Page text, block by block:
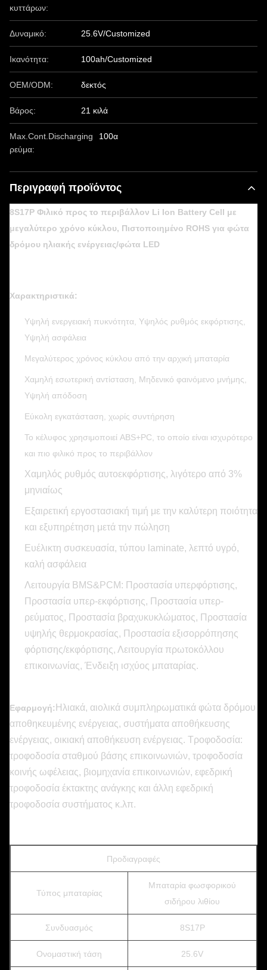
κυττάρων:
Δυναμικό: 25.6V/Customized
Ικανότητα: 100ah/Customized
OEM/ODM: δεκτός
Βάρος: 21 κιλά
Max.Cont.Discharging
ρεύμα:
100α
Περιγραφή προϊόντος
8S17P Φιλικό προς το περιβάλλον Li Ion Battery Cell με
μεγαλύτερο χρόνο κύκλου, Πιστοποιημένο ROHS για φώτα
δρόμου ηλιακής ενέργειας/φώτα LED
Χαρακτηριστικά:
Υψηλή ενεργειακή πυκνότητα, Υψηλός ρυθμός εκφόρτισης,
Υψηλή ασφάλεια
Μεγαλύτερος χρόνος κύκλου από την αρχική μπαταρία
Χαμηλή εσωτερική αντίσταση, Μηδενικό φαινόμενο μνήμης,
Υψηλή απόδοση
Εύκολη εγκατάσταση, χωρίς συντήρηση
Το κέλυφος χρησιμοποιεί ABS+PC, το οποίο είναι ισχυρότερο
και πιο φιλικό προς το περιβάλλον
Χαμηλός ρυθμός αυτοεκφόρτισης, λιγότερο από 3%
μηνιαίως
Εξαιρετική εργοστασιακή τιμή με την καλύτερη ποιότητα
και εξυπηρέτηση μετά την πώληση
Ευέλικτη συσκευασία, τύπου laminate, λεπτό υγρό,
καλή ασφάλεια
Λειτουργία BMS&PCM: Προστασία υπερφόρτισης,
Προστασία υπερ-εκφόρτισης, Προστασία υπερ-
ρεύματος, Προστασία βραχυκυκλώματος, Προστασία
υψηλής θερμοκρασίας, Προστασία εξισορρόπησης
φόρτισης/εκφόρτισης, Λειτουργία πρωτοκόλλου
επικοινωνίας, Ένδειξη ισχύος μπαταρίας.
Εφαρμογή: Ηλιακά, αιολικά συμπληρωματικά φώτα δρόμου
αποθηκευμένης ενέργειας, συστήματα αποθήκευσης
ενέργειας, οικιακή αποθήκευση ενέργειας. Τροφοδοσία:
τροφοδοσία σταθμού βάσης επικοινωνιών, τροφοδοσία
κοινής ωφέλειας, βιομηχανία επικοινωνιών, εφεδρική
τροφοδοσία έκτακτης ανάγκης και άλλη εφεδρική
τροφοδοσία συστήματος κ.λπ.
Προδιαγραφές
Τύπος μπαταρίας
Μπαταρία φωσφορικού
σιδήρου λιθίου
Συνδυασμός 8S17P
Ονομαστική τάση 25.6V